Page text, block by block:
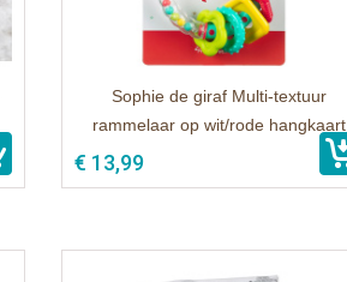
Sophie de giraf Multi-textuur
rammelaar op wit/rode hangkaart
€ 13,99